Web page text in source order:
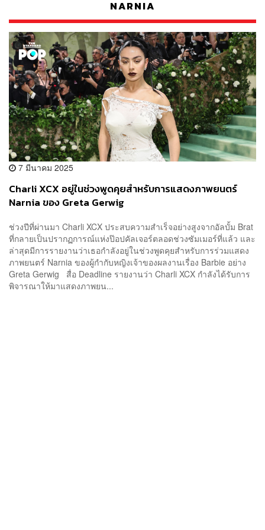
NARNIA
7 มีนาคม 2025
Charli XCX อยู่ในช่วงพูดคุยสำหรับการแสดงภาพยนตร์
Narnia ของ Greta Gerwig
ช่วงปีที่ผ่านมา Charli XCX ประสบความสำเร็จอย่างสูงจากอัลบั้ม Brat
ที่กลายเป็นปรากฏการณ์แห่งป๊อปคัลเจอร์ตลอดช่วงซัมเมอร์ที่แล้ว และ
ล่าสุดมีการรายงานว่าเธอกำลังอยู่ในช่วงพูดคุยสำหรับการร่วมแสดง
ภาพยนตร์ Narnia ของผู้กำกับหญิงเจ้าของผลงานเรื่อง Barbie อย่าง
Greta Gerwig สื่อ Deadline รายงานว่า Charli XCX กำลังได้รับการ
พิจารณาให้มาแสดงภาพยน...